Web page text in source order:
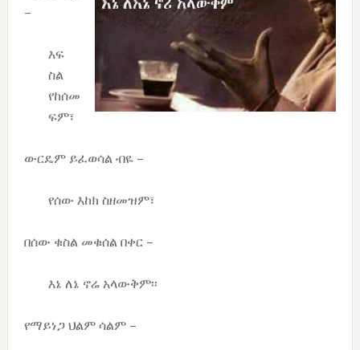
–
እፍ
ስል
የከሰመ
ፍም፣
ውርዴም ይፈወሳል ብዬ –
የሰው እከክ ስዘመዝም፣
በሰው ቁስል መቁሰል በቀር –
እኔ ለኔ ኖሬ አላውቅም፡፡
የማይነጋ ህልም ሳልም –